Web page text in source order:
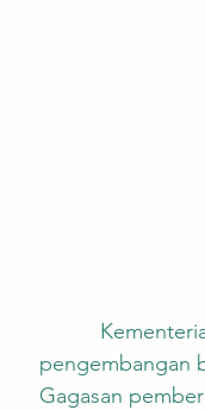
pengembangan
Gagasan